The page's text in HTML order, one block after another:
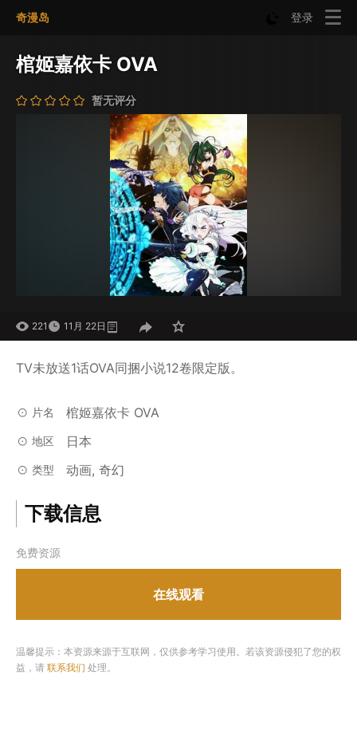
奇漫岛 登录
棺姬嘉依卡 OVA
暂无评分
221 11月 22日
TV未放送1话OVA同捆小说12卷限定版。
片名 棺姬嘉依卡 OVA
地区 日本
类型 动画, 奇幻
下载信息
免费资源
在线观看
温馨提示：本资源来源于互联网，仅供参考学习使用。若该资源侵犯了您的权
益，请 联系我们 处理。